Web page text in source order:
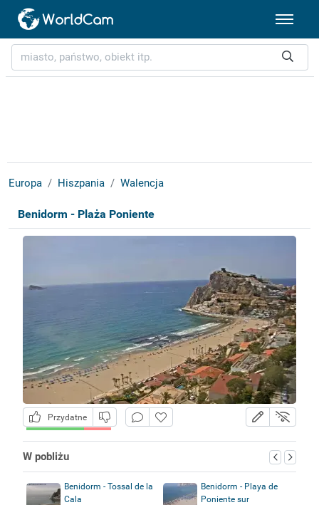
Europa Hiszpania Walencja
Benidorm - Plaża Poniente
Przydatne
W pobliżu
Benidorm - Tossal de la
Cala
Benidorm - Playa de
Poniente sur